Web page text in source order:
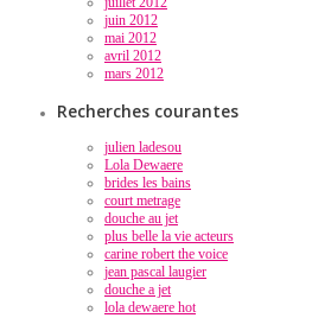
juin 2012
mai 2012
avril 2012
mars 2012
Recherches courantes
julien ladesou
Lola Dewaere
brides les bains
court metrage
douche au jet
plus belle la vie acteurs
carine robert the voice
jean pascal laugier
douche a jet
lola dewaere hot